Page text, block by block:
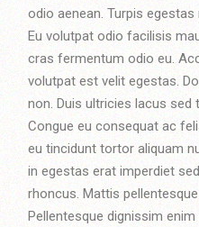
odio aenean. Turpis
Eu volutpat odio facilisis
cras fermentum odio eu.
volutpat est velit egestas.
non. Duis ultricies lacus sed
Congue eu consequat ac
eu tincidunt tortor aliquam
in egestas erat imperdiet
rhoncus. Mattis
Pellentesque dignissim